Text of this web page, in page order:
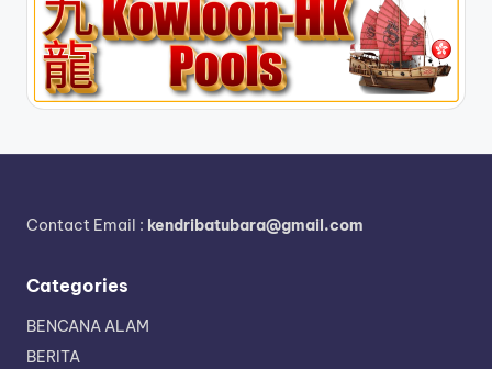
Contact Email : kendribatubara@gmail.com
Categories
BENCANA ALAM
BERITA